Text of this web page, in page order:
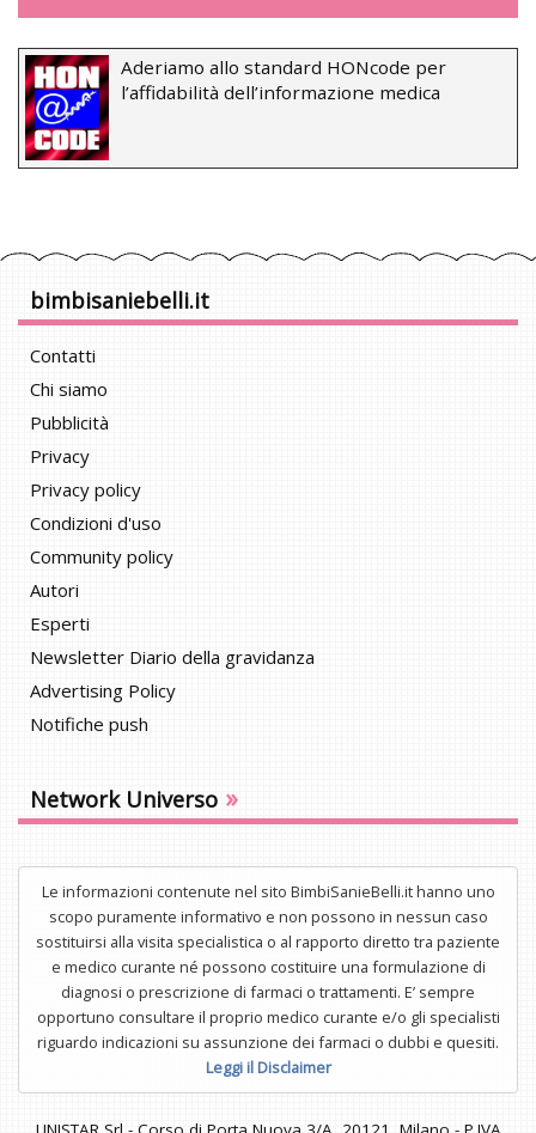
Aderiamo allo standard HONcode per
l’affidabilità dell’informazione medica
bimbisaniebelli.it
Contatti
Chi siamo
Pubblicità
Privacy
Privacy policy
Condizioni d'uso
Community policy
Autori
Esperti
Newsletter Diario della gravidanza
Advertising Policy
Notifiche push
Network Universo »
Le informazioni contenute nel sito BimbiSanieBelli.it hanno uno
scopo puramente informativo e non possono in nessun caso
sostituirsi alla visita specialistica o al rapporto diretto tra paziente
e medico curante né possono costituire una formulazione di
diagnosi o prescrizione di farmaci o trattamenti. E’ sempre
opportuno consultare il proprio medico curante e/o gli specialisti
riguardo indicazioni su assunzione dei farmaci o dubbi e quesiti.
Leggi il Disclaimer